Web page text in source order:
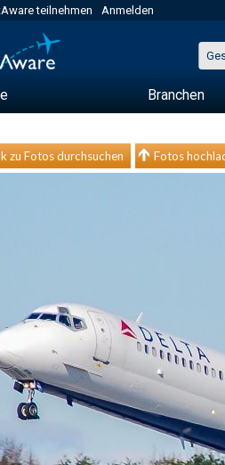
teilnehmen Anmelden
Branchen
zu Fotos durchsuchen Fotos